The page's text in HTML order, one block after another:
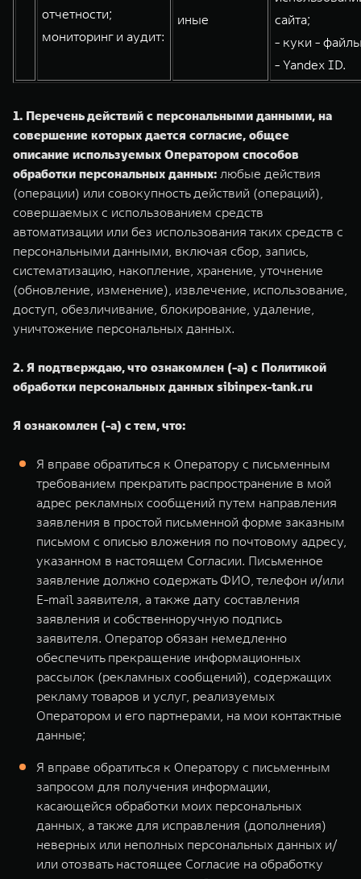
отчетности;
мониторинг и аудит:
иные
сайта;
- куки -
- Yandex ID.
1. Перечень действий с персональными данными, на
совершение которых дается согласие, общее
описание используемых Оператором способов
обработки персональных данных: любые действия
(операции) или совокупность действий (операций),
совершаемых с использованием средств
автоматизации или без использования таких средств с
персональными данными, включая сбор, запись,
систематизацию, накопление, хранение, уточнение
(обновление, изменение), извлечение, использование,
доступ, обезличивание, блокирование, удаление,
уничтожение персональных данных.
2. Я подтверждаю, что ознакомлен (-а) с Политикой
обработки персональных данных sibinpex-tank.ru
Я ознакомлен (-а) с тем, что:
Я вправе обратиться к Оператору с письменным
требованием прекратить распространение в мой
адрес рекламных сообщений путем направления
заявления в простой письменной форме заказным
письмом с описью вложения по почтовому адресу,
указанном в настоящем Согласии. Письменное
заявление должно содержать ФИО, телефон и/или
E-mail заявителя, а также дату составления
заявления и собственноручную подпись
заявителя. Оператор обязан немедленно
обеспечить прекращение информационных
рассылок (рекламных сообщений), содержащих
рекламу товаров и услуг, реализуемых
Оператором и его партнерами, на мои контактные
данные;
Я вправе обратиться к Оператору с письменным
запросом для получения информации,
касающейся обработки моих персональных
данных, а также для исправления (дополнения)
неверных или неполных персональных данных и/
или отозвать настоящее Согласие на обработку